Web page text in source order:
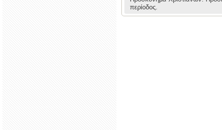
περίοδος.